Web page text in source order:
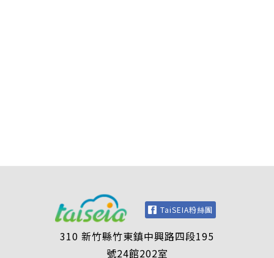
TaiSEIA粉絲團
310 新竹縣竹東鎮中興路四段195
號24館202室